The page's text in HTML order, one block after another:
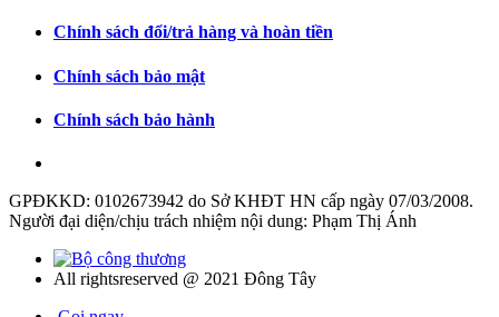
Chính sách đổi/trả hàng và hoàn tiền
Chính sách bảo mật
Chính sách bảo hành
GPĐKKD: 0102673942 do Sở KHĐT HN cấp ngày 07/03/2008.
Người đại diện/chịu trách nhiệm nội dung: Phạm Thị Ánh
All rightsreserved @ 2021 Đông Tây